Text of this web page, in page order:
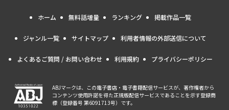
ホーム 無料話増量 ランキング 掲載作品一覧
ジャンル一覧 サイトマップ 利用者情報の外部送信について
よくあるご質問 / お問い合わせ 利用規約 プライバシーポリシー
ABJマークは、この電子書店・電子書籍配信サービスが、著作権者から
コンテンツ使用許諾を得た正規版配信サービスであることを示す登録商
標（登録番号 第6091713号）です。